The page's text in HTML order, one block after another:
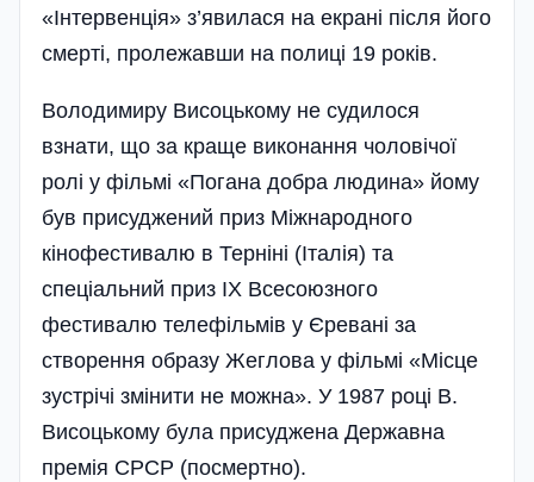
«Інтервенція» з’явилася на екрані після його
смерті, пролежавши на полиці 19 років.
Володимиру Висоцькому не судилося
взнати, що за краще виконання чоловічої
ролі у фільмі «Погана добра людина» йому
був присуджений приз Міжнародного
кінофестивалю в Терніні (Італія) та
спеціальний приз ІХ Всесоюзного
фестивалю телефільмів у Єревані за
створення образу Жеглова у фільмі «Місце
зустрічі змінити не можна». У 1987 році В.
Висоцькому була прису­джена Державна
премія СРСР (посмертно).